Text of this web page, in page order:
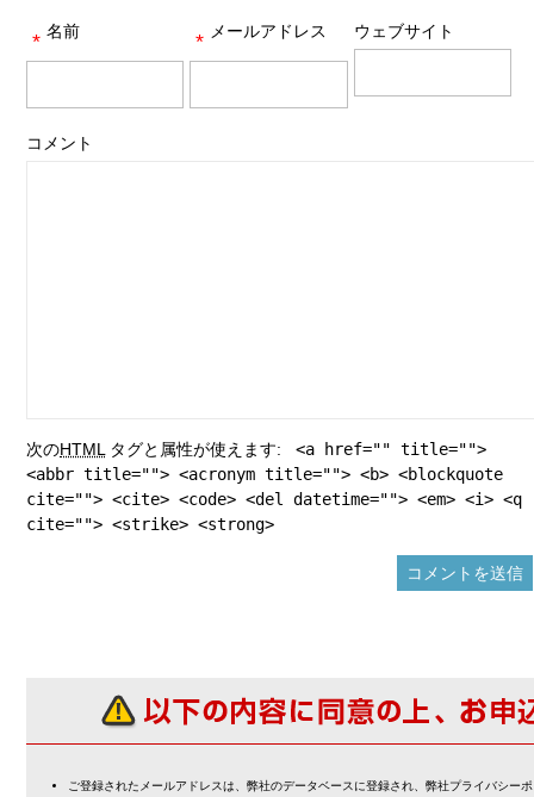
名前
* メールアドレス
* ウェブサイト
コメント
次のHTML タグと属性が使えます:
<a href="" title="">
<abbr title=""> <acronym title=""> <b> <blockquote
cite=""> <cite> <code> <del datetime=""> <em> <i> <q
cite=""> <strike> <strong>
ご登録されたメールアドレスは、弊社のデータベースに登録され、弊社プライバシー